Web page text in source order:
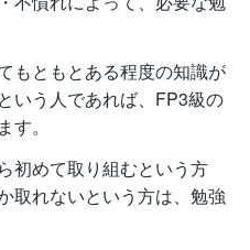
もともとある程度の知識が
いう人であれば、FP3級の
。
初めて取り組むという方
取れないという方は、勉強